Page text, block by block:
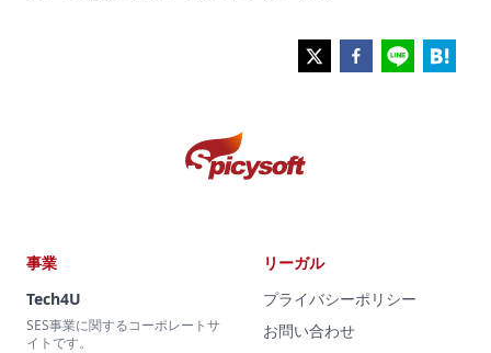
事業
Tech4U
SES事業に関するコーポレートサ
イトです。
リーガル
プライバシーポリシー
お問い合わせ